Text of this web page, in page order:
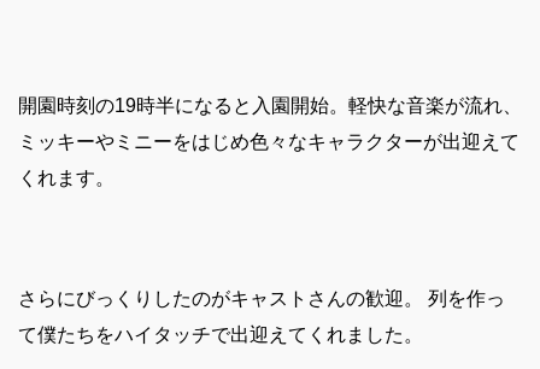
開園時刻の19時半になると入園開始。軽快な音楽が流れ、
ミッキーやミニーをはじめ色々なキャラクターが出迎えて
くれます。
さらにびっくりしたのがキャストさんの歓迎。 列を作っ
て僕たちをハイタッチで出迎えてくれました。